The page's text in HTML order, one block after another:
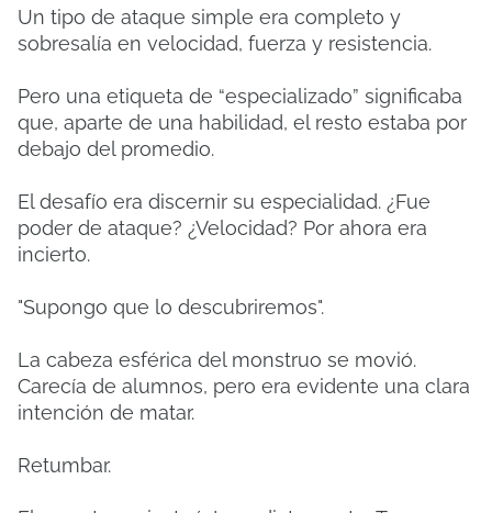
Un tipo de ataque simple era completo y
sobresalía en velocidad, fuerza y ​​resistencia.
Pero una etiqueta de “especializado” significaba
que, aparte de una habilidad, el resto estaba por
debajo del promedio.
El desafío era discernir su especialidad. ¿Fue
poder de ataque? ¿Velocidad? Por ahora era
incierto.
"Supongo que lo descubriremos".
La cabeza esférica del monstruo se movió.
Carecía de alumnos, pero era evidente una clara
intención de matar.
Retumbar.